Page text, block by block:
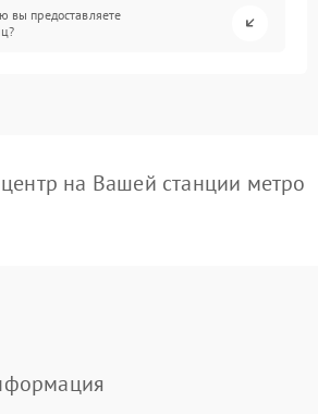
вы предоставляете
на Вашей станции метро